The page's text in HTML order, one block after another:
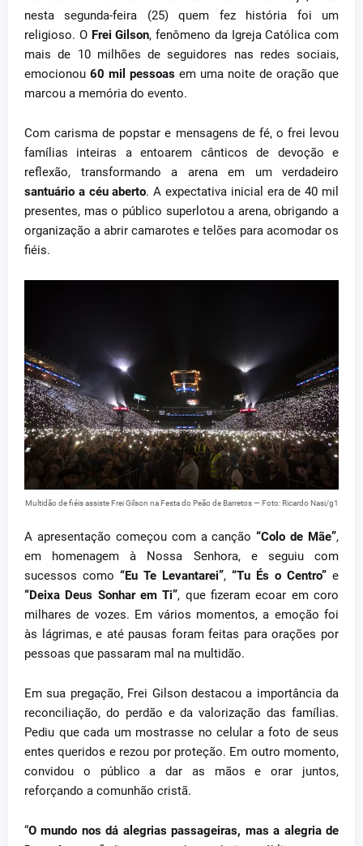
nesta segunda-feira (25) quem fez história foi um
religioso. O Frei Gilson, fenômeno da Igreja Católica com
mais de 10 milhões de seguidores nas redes sociais,
emocionou 60 mil pessoas em uma noite de oração que
marcou a memória do evento.
Com carisma de popstar e mensagens de fé, o frei levou
famílias inteiras a entoarem cânticos de devoção e
reflexão, transformando a arena em um verdadeiro
santuário a céu aberto. A expectativa inicial era de 40 mil
presentes, mas o público superlotou a arena, obrigando a
organização a abrir camarotes e telões para acomodar os
fiéis.
Multidão de fiéis assiste Frei Gilson na Festa do Peão de Barretos — Foto: Ricardo Nasi/g1
A apresentação começou com a canção“Colo de Mãe”,
em homenagem à Nossa Senhora, e seguiu com
sucessos como “Eu Te Levantarei”, “Tu És o Centro” e
“Deixa Deus Sonhar em Ti”, que fizeram ecoar em coro
milhares de vozes. Em vários momentos, a emoção foi
às lágrimas, e até pausas foram feitas para orações por
pessoas que passaram mal na multidão.
Em sua pregação, Frei Gilson destacou a importância da
reconciliação, do perdão e da valorização das famílias.
Pediu que cada um mostrasse no celular a foto de seus
entes queridos e rezou por proteção. Em outro momento,
convidou o público a dar as mãos e orar juntos,
reforçando a comunhão cristã.
“O mundo nos dá alegrias passageiras, mas a alegria de